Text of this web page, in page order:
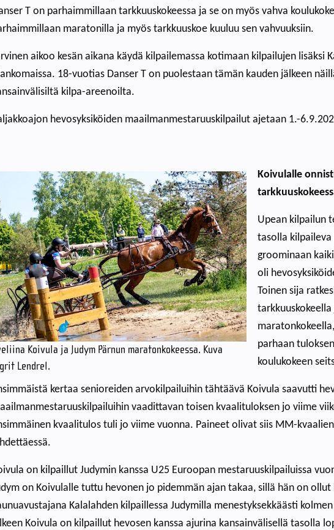
T on parhaimmillaan tarkkuuskokeessa ja se on myös vahva
maratonilla ja myös tarkkuuskoe kuuluu sen vahvuuksiin.
aikoo kesän aikana käydä kilpailemassa kotimaan kilpailujen lisäksi
18-vuotias Danser T on puolestaan tämän kauden jälkeen
kilpa-areenoilta.
hevosyksiköiden maailmanmestaruuskilpailut ajetaan 1.-
Koivula ja Judym Pärnun maratonkokeessa. Kuva
Lendrel.
Koivulalle
Upean kilpailun
tasolla kilpaileva
groominaan
oli
Toinen sija
parhaan
koulukokeen
kertaa senioreiden arvokilpailuihin tähtäävä Koivula saavutti
vaadittavan toisen kvaalituloksen jo viime
kvaalitulos tuli jo viime vuonna. Paineet olivat siis MM-
on kilpaillut Judymin kanssa U25 Euroopan mestaruuskilpailuissa
on Koivulalle tuttu hevonen jo pidemmän ajan takaa, sillä hän on
Kalalahden kilpaillessa Judymilla menestyksekkäästi
Koivula on kilpaillut hevosen kanssa ajurina kansainvälisellä tasolla